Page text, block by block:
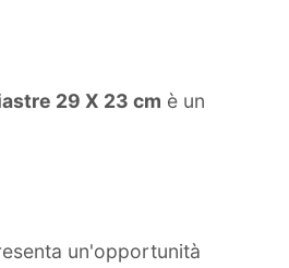
29 X 23 cm è un
un'opportunità